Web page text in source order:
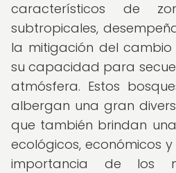
característicos de
subtropicales,
la mitigación del
su capacidad para
atmósfera. Estos
albergan una gran
que también brindan
ecológicos, económicos y
importancia de los